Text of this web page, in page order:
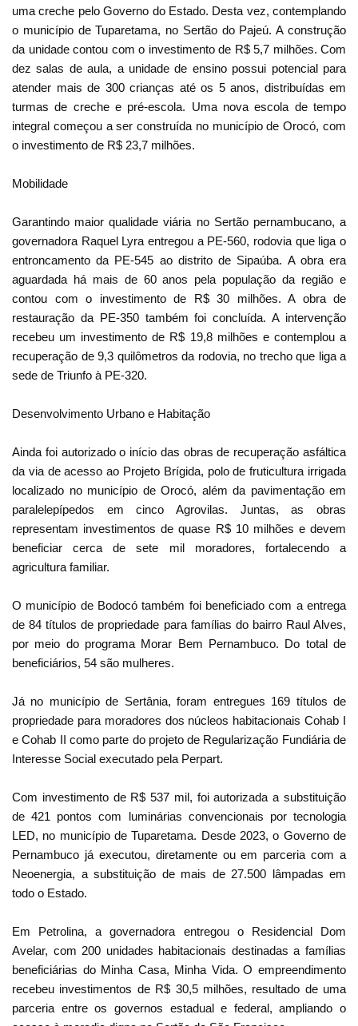
uma creche pelo Governo do Estado. Desta vez, contemplando
o município de Tuparetama, no Sertão do Pajeú. A construção
da unidade contou com o investimento de R$ 5,7 milhões. Com
dez salas de aula, a unidade de ensino possui potencial para
atender mais de 300 crianças até os 5 anos, distribuídas em
turmas de creche e pré-escola. Uma nova escola de tempo
integral começou a ser construída no município de Orocó, com
o investimento de R$ 23,7 milhões.
Mobilidade
Garantindo maior qualidade viária no Sertão pernambucano, a
governadora Raquel Lyra entregou a PE-560, rodovia que liga o
entroncamento da PE-545 ao distrito de Sipaúba. A obra era
aguardada há mais de 60 anos pela população da região e
contou com o investimento de R$ 30 milhões. A obra de
restauração da PE-350 também foi concluída. A intervenção
recebeu um investimento de R$ 19,8 milhões e contemplou a
recuperação de 9,3 quilômetros da rodovia, no trecho que liga a
sede de Triunfo à PE-320.
Desenvolvimento Urbano e Habitação
Ainda foi autorizado o início das obras de recuperação asfáltica
da via de acesso ao Projeto Brígida, polo de fruticultura irrigada
localizado no município de Orocó, além da pavimentação em
paralelepípedos em cinco Agrovilas. Juntas, as obras
representam investimentos de quase R$ 10 milhões e devem
beneficiar cerca de sete mil moradores, fortalecendo a
agricultura familiar.
O município de Bodocó também foi beneficiado com a entrega
de 84 títulos de propriedade para famílias do bairro Raul Alves,
por meio do programa Morar Bem Pernambuco. Do total de
beneficiários, 54 são mulheres.
Já no município de Sertânia, foram entregues 169 títulos de
propriedade para moradores dos núcleos habitacionais Cohab I
e Cohab II como parte do projeto de Regularização Fundiária de
Interesse Social executado pela Perpart.
Com investimento de R$ 537 mil, foi autorizada a substituição
de 421 pontos com luminárias convencionais por tecnologia
LED, no município de Tuparetama. Desde 2023, o Governo de
Pernambuco já executou, diretamente ou em parceria com a
Neoenergia, a substituição de mais de 27.500 lâmpadas em
todo o Estado.
Em Petrolina, a governadora entregou o Residencial Dom
Avelar, com 200 unidades habitacionais destinadas a famílias
beneficiárias do Minha Casa, Minha Vida. O empreendimento
recebeu investimentos de R$ 30,5 milhões, resultado de uma
parceria entre os governos estadual e federal, ampliando o